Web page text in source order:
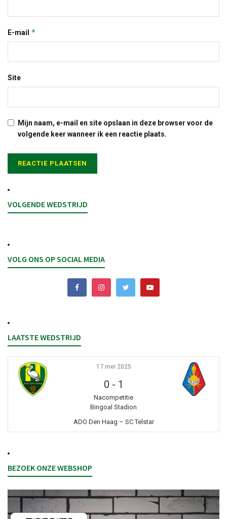
E-mail *
Site
Mijn naam, e-mail en site opslaan in deze browser voor de
volgende keer wanneer ik een reactie plaats.
VOLGENDE WEDSTRIJD
VOLG ONS OP SOCIAL MEDIA
LAATSTE WEDSTRIJD
17 mei 2025
0 - 1
Nacompetitie
Bingoal Stadion
ADO Den Haag – SC Telstar
BEZOEK ONZE WEBSHOP